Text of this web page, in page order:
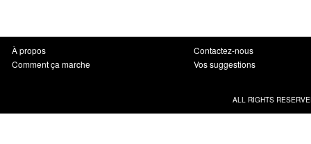
À propos
Comment ça marche
Contactez-nous
Vos suggestions
ALL RIGHTS